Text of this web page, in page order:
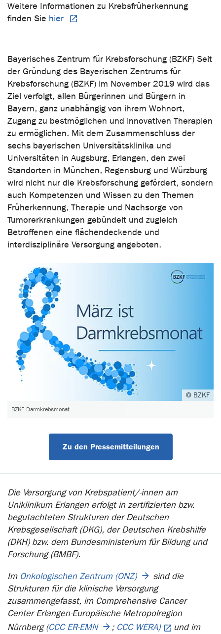
Weitere Informationen zu Krebsfrüherkennung
finden Sie hier
Bayerisches Zentrum für Krebsforschung (BZKF) Seit
der Gründung des Bayerischen Zentrums für
Krebsforschung (BZKF) im November 2019 wird das
Ziel verfolgt, allen Bürgerinnen und Bürgern in
Bayern, ganz unabhängig von ihrem Wohnort,
Zugang zu bestmöglichen und innovativen Therapien
zu ermöglichen. Mit dem Zusammenschluss der
sechs bayerischen Universitätsklinika und
Universitäten in Augsburg, Erlangen, den zwei
Standorten in München, Regensburg und Würzburg
wird nicht nur die Krebsforschung gefördert, sondern
auch Kompetenzen und Wissen zu den Themen
Früherkennung, Therapie und Nachsorge von
Tumorerkrankungen gebündelt und zugleich
Betroffenen eine flächendeckende und
interdisziplinäre Versorgung angeboten.
© BZKF
BZKF Darmkrebsmonat
Zu den Pressemitteilungen
Die Versorgung von Krebspatient/-innen am
Uniklinikum Erlangen erfolgt in zertifizierten bzw.
begutachteten Strukturen der Deutschen
Krebsgesellschaft (DKG), der Deutschen Krebshilfe
(DKH) bzw. dem Bundesministerium für Bildung und
Forschung (BMBF).
Im Onkologischen Zentrum (ONZ)
sind die
Strukturen für die klinische Versorgung
zusammengefasst, im Comprehensive Cancer
Center Erlangen-Europäische Metropolregion
Nürnberg (CCC ER-EMN ; CCC WERA)
und im